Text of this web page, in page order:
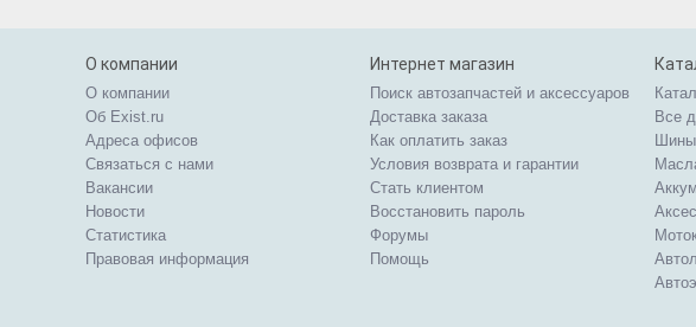
О компании
О компании
Об Exist.ru
Адреса офисов
Связаться с нами
Вакансии
Новости
Статистика
Правовая информация
Интернет магазин
Поиск автозапчастей и аксессуаров
Доставка заказа
Как оплатить заказ
Условия возврата и гарантии
Стать клиентом
Восстановить пароль
Форумы
Помощь
Все